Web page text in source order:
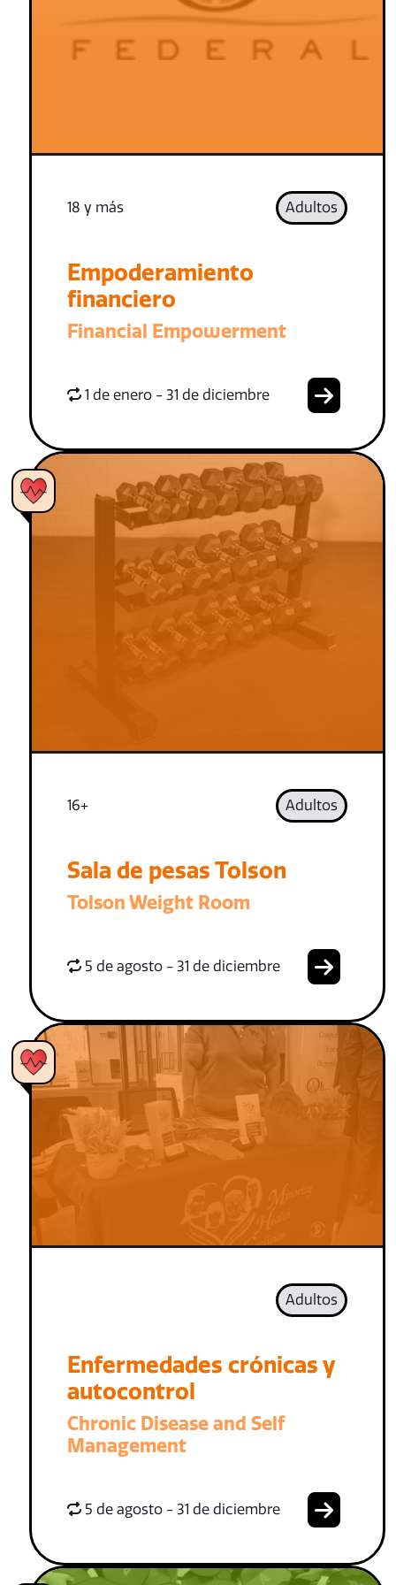
18 y más Adultos
Empoderamiento
financiero
Financial Empowerment
1 de enero - 31 de diciembre
16+ Adultos
Sala de pesas Tolson
Tolson Weight Room
5 de agosto - 31 de diciembre
Adultos
Enfermedades crónicas y
autocontrol
Chronic Disease and Self
Management
5 de agosto - 31 de diciembre